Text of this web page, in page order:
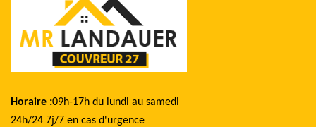
Horaire :09h-17h du lundi au samedi
24h/24 7j/7 en cas d'urgence